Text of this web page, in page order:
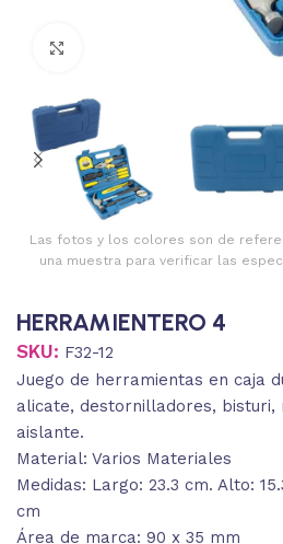
Las fotos y los colores son de
una muestra para verificar las
HERRAMIENTERO 4
SKU: F32-12
Juego de herramientas en caja
alicate, destornilladores,
aislante.
Material: Varios Materiales
Medidas: Largo: 23.3 cm. Alto:
cm
Área de marca: 90 x 35 mm